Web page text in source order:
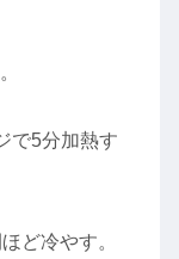
で5分加熱す
ど冷やす。